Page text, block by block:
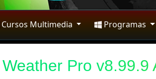
Multimedia Programas
Pro v8.99.9